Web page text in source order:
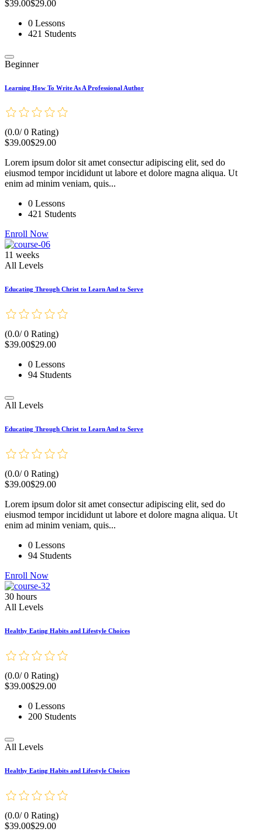
$39.00$29.00
0 Lessons
421 Students
Beginner
Learning How To Write As A Professional Author
(0.0/ 0 Rating)
$39.00$29.00
Lorem ipsum dolor sit amet consectur adipiscing elit, sed do
eiusmod tempor incididunt ut labore et dolore magna aliqua. Ut
enim ad minim veniam, quis...
0 Lessons
421 Students
Enroll Now
11 weeks
All Levels
Educating Through Christ to Learn And to Serve
(0.0/ 0 Rating)
$39.00$29.00
0 Lessons
94 Students
All Levels
Educating Through Christ to Learn And to Serve
(0.0/ 0 Rating)
$39.00$29.00
Lorem ipsum dolor sit amet consectur adipiscing elit, sed do
eiusmod tempor incididunt ut labore et dolore magna aliqua. Ut
enim ad minim veniam, quis...
0 Lessons
94 Students
Enroll Now
30 hours
All Levels
Healthy Eating Habits and Lifestyle Choices
(0.0/ 0 Rating)
$39.00$29.00
0 Lessons
200 Students
All Levels
Healthy Eating Habits and Lifestyle Choices
(0.0/ 0 Rating)
$39.00$29.00